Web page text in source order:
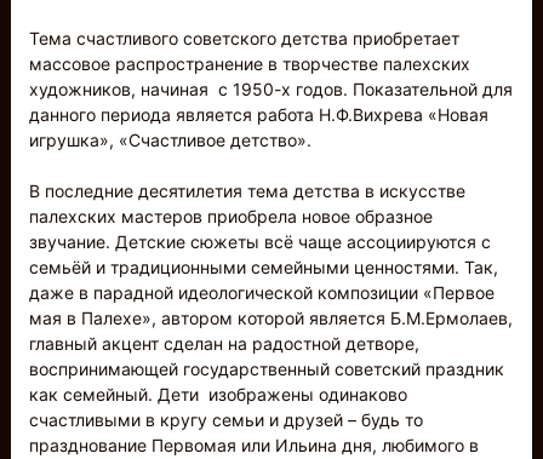
Тема счастливого советского детства приобретает
массовое распространение в творчестве палехских
художников, начиная с 1950-х годов. Показательной для
данного периода является работа Н.Ф.Вихрева «Новая
игрушка», «Счастливое детство».
В последние десятилетия тема детства в искусстве
палехских мастеров приобрела новое образное
звучание. Детские сюжеты всё чаще ассоциируются с
семьёй и традиционными семейными ценностями. Так,
даже в парадной идеологической композиции «Первое
мая в Палехе», автором которой является Б.М.Ермолаев,
главный акцент сделан на радостной детворе,
воспринимающей государственный советский праздник
как семейный. Дети изображены одинаково
счастливыми в кругу семьи и друзей – будь то
празднование Первомая или Ильина дня, любимого в